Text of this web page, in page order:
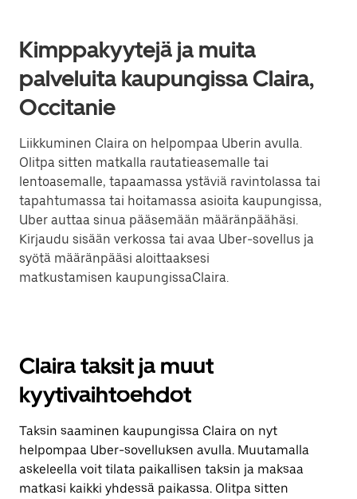
Kimppakyytejä ja muita
palveluita kaupungissa Claira,
Occitanie
Liikkuminen Claira on helpompaa Uberin avulla.
Olitpa sitten matkalla rautatieasemalle tai
lentoasemalle, tapaamassa ystäviä ravintolassa tai
tapahtumassa tai hoitamassa asioita kaupungissa,
Uber auttaa sinua pääsemään määränpäähäsi.
Kirjaudu sisään verkossa tai avaa Uber-sovellus ja
syötä määränpääsi aloittaaksesi
matkustamisen kaupungissaClaira.
Claira taksit ja muut
kyytivaihtoehdot
Taksin saaminen kaupungissa Claira on nyt
helpompaa Uber-sovelluksen avulla. Muutamalla
askeleella voit tilata paikallisen taksin ja maksaa
matkasi kaikki yhdessä paikassa. Olitpa sitten